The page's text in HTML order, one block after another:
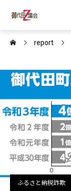
report
ふるさと納税詐欺